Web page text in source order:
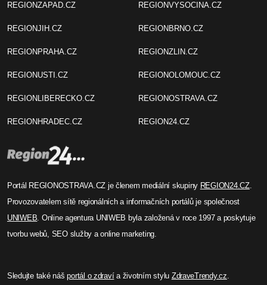
REGIONZAPAD.CZ
REGIONJIH.CZ
REGIONPRAHA.CZ
REGIONUSTI.CZ
REGIONLIBERECKO.CZ
REGIONHRADEC.CZ
REGIONVYSOCINA.CZ
REGIONBRNO.CZ
REGIONZLIN.CZ
REGIONOLOMOUC.CZ
REGIONOSTRAVA.CZ
REGION24.CZ
Portál REGIONOSTRAVA.CZ je členem mediální skupiny REGION24.CZ.
Provozovatelem sítě regionálních a informačních portálů je společnost
UNIWEB. Online agentura UNIWEB byla založená v roce 1997 a poskytuje
tvorbu webů, SEO služby a online marketing.
Sledujte také nášportál o zdravía životním stylu ZdraveTrendy.cz.